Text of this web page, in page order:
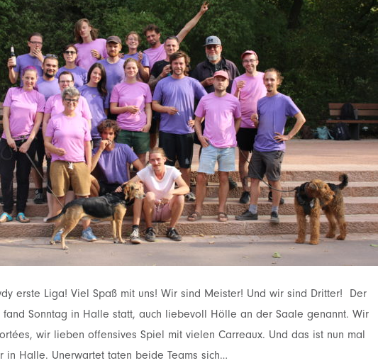
erste Liga! Viel Spaß mit uns! Wir sind Meister! Und wir sind Dritter! Der
fand Sonntag in Halle statt, auch liebevoll Hölle an der Saale genannt. Wir
wir lieben offensives Spiel mit vielen Carreaux. Und das ist nun mal
in Halle. Unerwartet taten beide Teams sich…